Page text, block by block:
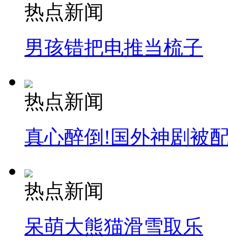
热点新闻
男孩错把电推当梳子
热点新闻
真心醉倒!国外神剧被
热点新闻
呆萌大熊猫滑雪取乐